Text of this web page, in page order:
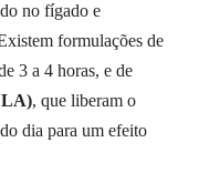
no fígado e
formulações de
3 a 4 horas, e de
LA), que liberam o
dia para um efeito